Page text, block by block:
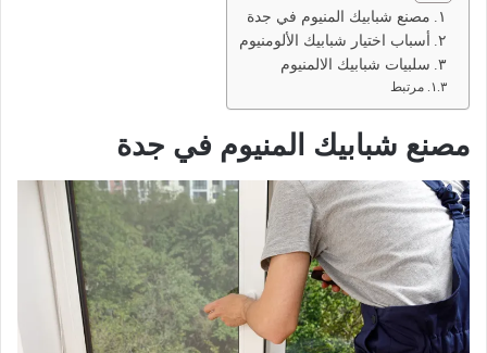
مصنع شبابيك المنيوم في جدة
أسباب اختيار شبابيك الألومنيوم
سلبيات شبابيك الالمنيوم
مرتبط
مصنع شبابيك المنيوم في جدة